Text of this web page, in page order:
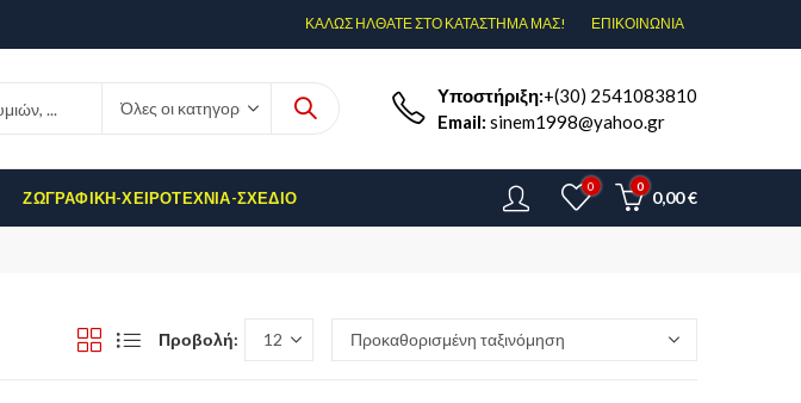
ΚΑΛΩΣ ΗΛΘΑΤΕ ΣΤΟ ΚΑΤΑΣΤΗΜΑ ΜΑΣ! ΕΠΙΚΟΙΝΩΝΊΑ
Υποστήριξη:+(30) 2541083810
Email: sinem1998@yahoo.gr
ΖΩΓΡΑΦΙΚΉ-ΧΕΙΡΟΤΕΧΝΊΑ-ΣΧΈΔΙΟ
0 0
0,00€
Προβολή: